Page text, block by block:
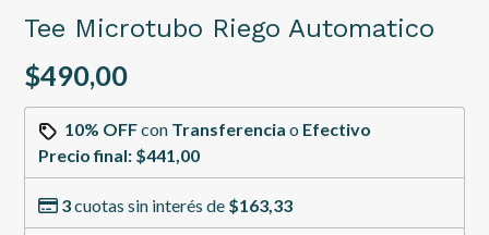
Tee Microtubo Riego Automatico
$490,00
10% OFFcon Transferencia o Efectivo
Precio final: $441,00
3cuotas sin interés de $163,33